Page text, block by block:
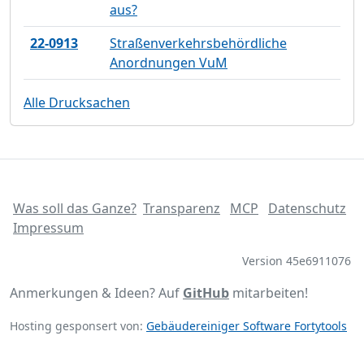
aus?
22-0913
Straßenverkehrsbehördliche
Anordnungen VuM
Alle Drucksachen
Was soll das Ganze? Transparenz MCP
Datenschutz
Impressum
Version 45e6911076
Anmerkungen & Ideen? Auf GitHub mitarbeiten!
Hosting gesponsert von: Gebäudereiniger Software Fortytools